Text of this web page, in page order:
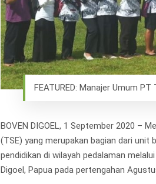
FEATURED: Manajer Umum
BOVEN DIGOEL, 1 September 2020 –
(TSE) yang merupakan bagian dari unit
pendidikan di wilayah pedalaman
Digoel, Papua pada pertengahan